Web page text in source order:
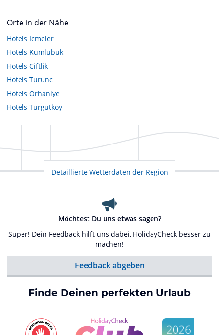
Orte in der Nähe
Hotels Icmeler
Hotels Kumlubük
Hotels Ciftlik
Hotels Turunc
Hotels Orhaniye
Hotels Turgutköy
Detaillierte Wetterdaten der Region
Möchtest Du uns etwas sagen?
Super! Dein Feedback hilft uns dabei, HolidayCheck besser zu
machen!
Feedback abgeben
Finde Deinen perfekten Urlaub